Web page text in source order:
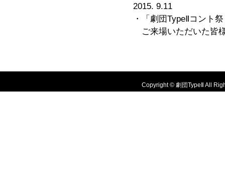
2015. 9.11
・「劇団TypeⅡコント
ご来場いただいた皆
Copyright © 劇団TypeⅡ All